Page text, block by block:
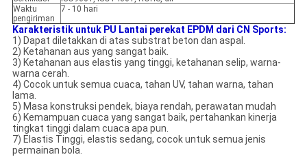
Waktu
pengiriman
7 - 10 hari
Karakteristik untuk PU Lantai perekat EPDM dari CN Sports:
1) Dapat diletakkan di atas substrat beton dan aspal.
2) Ketahanan aus yang sangat baik.
3) Ketahanan aus elastis yang tinggi, ketahanan selip, warna-
warna cerah.
4) Cocok untuk semua cuaca, tahan UV, tahan warna, tahan
lama.
5) Masa konstruksi pendek, biaya rendah, perawatan mudah
6) Kemampuan cuaca yang sangat baik, pertahankan kinerja
tingkat tinggi dalam cuaca apa pun.
7) Elastis Tinggi, elastis sedang, cocok untuk semua jenis
permainan bola.